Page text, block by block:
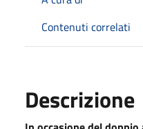
Contenuti correlati
Descrizione